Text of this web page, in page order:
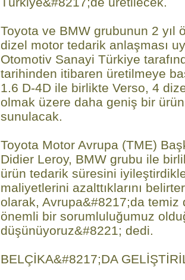
Toyota ve BMW grubunun 2 yıl
dizel motor tedarik anlaşması
Otomotiv Sanayi Türkiye
tarihinden itibaren üretilmeye
1.6 D-4D ile birlikte Verso, 4
olmak üzere daha geniş bir
sunulacak.
Toyota Motor Avrupa (TME)
Didier Leroy, BMW grubu ile
ürün tedarik süresini
maliyetlerini azalttıklarını
olarak, Avrupa&#8217;da temiz
önemli bir sorumluluğumuz
düşünüyoruz&#8221; dedi.
BELÇİKA&#8217;DA